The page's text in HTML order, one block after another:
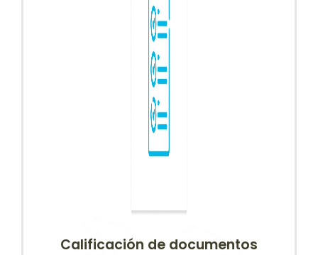
Calificación de documentos